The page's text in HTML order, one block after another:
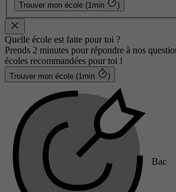
Trouver mon école (1min )
Quelle école est faite pour toi ?
Prends 2 minutes pour répondre à nos
écoles recommandées pour toi !
Trouver mon école (1min )
Bac